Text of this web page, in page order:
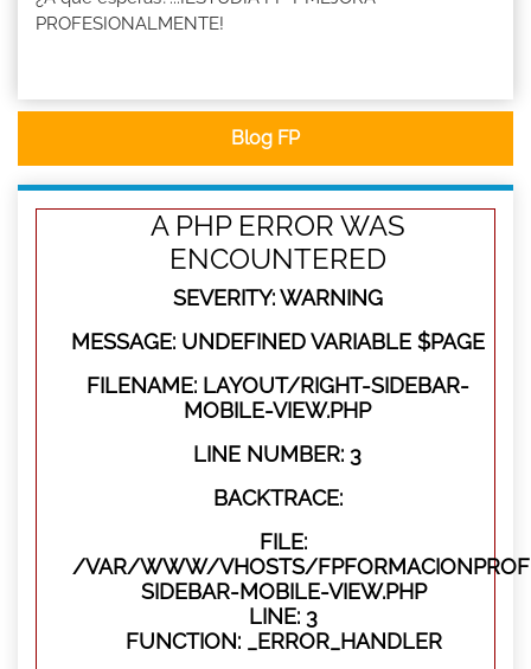
PROFESIONALMENTE!
Blog FP
A PHP ERROR WAS
ENCOUNTERED
SEVERITY: WARNING
MESSAGE: UNDEFINED VARIABLE $PAGE
FILENAME: LAYOUT/RIGHT-SIDEBAR-
MOBILE-VIEW.PHP
LINE NUMBER: 3
BACKTRACE:
FILE:
/VAR/WWW/VHOSTS/
SIDEBAR-MOBILE-VIEW.PHP
LINE: 3
FUNCTION: _ERROR_HANDLER